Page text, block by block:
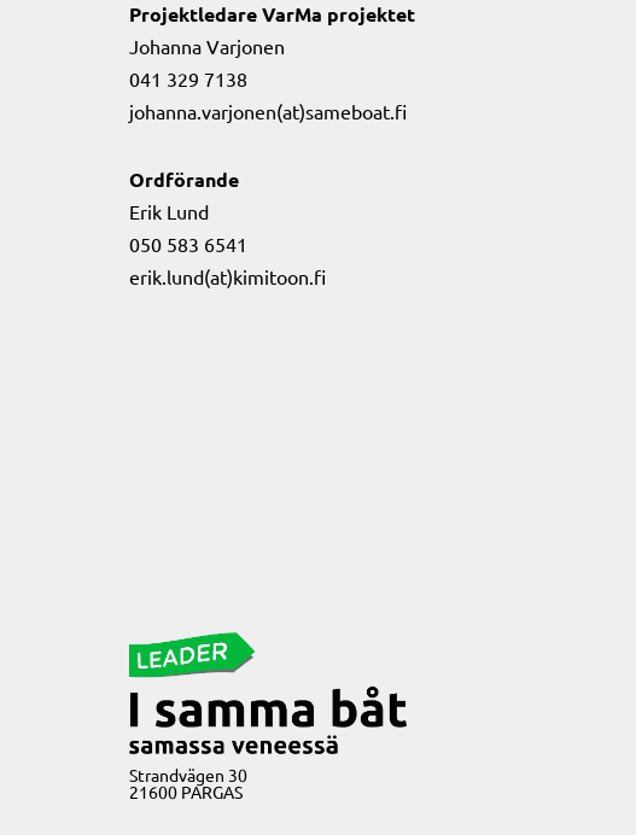
Projektledare VarMa projektet
Johanna Varjonen
041 329 7138
johanna.varjonen(at)sameboat.fi
Ordförande
Erik Lund
050 583 6541
erik.lund(at)kimitoon.fi
Strandvägen 30
21600 PARGAS